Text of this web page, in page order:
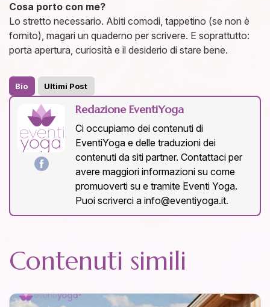
Cosa porto con me?
Lo stretto necessario. Abiti comodi, tappetino (se non è
fornito), magari un quaderno per scrivere. E soprattutto:
porta apertura, curiosità e il desiderio di stare bene.
Bio Ultimi Post
Redazione EventiYoga
Ci occupiamo dei contenuti di
EventiYoga e delle traduzioni dei
contenuti da siti partner. Contattaci per
avere maggiori informazioni su come
promuoverti su e tramite Eventi Yoga.
Puoi scriverci a info@eventiyoga.it.
Contenuti simili